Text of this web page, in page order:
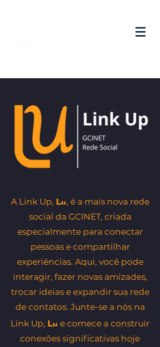
A Link Up, Lu, é a mais nova rede
social da GCINET, criada
especialmente para conectar
pessoas e compartilhar
experiências. Aqui, você pode
interagir, fazer novas amizades,
trocar ideias e expandir sua rede
de contatos. Junte-se a nós na
Link Up, Lu e comece a construir
conexões significativas hoje